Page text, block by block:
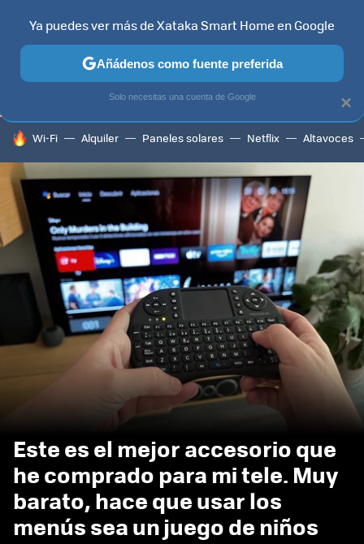
TELEVISORES CONTENIDOS SMART TV SELECCIÓN
HOY SE HABLA DE
Wi-Fi Alquiler Paneles solares Netflix Altavoces
Este es el mejor accesorio que
he comprado para mi tele. Muy
barato, hace que usar los
menús sea un juego de niños
×
Ya puedes ver más de Xataka Smart Home en Google
Añádenos como fuente preferida
Solo necesitas una cuenta de Google